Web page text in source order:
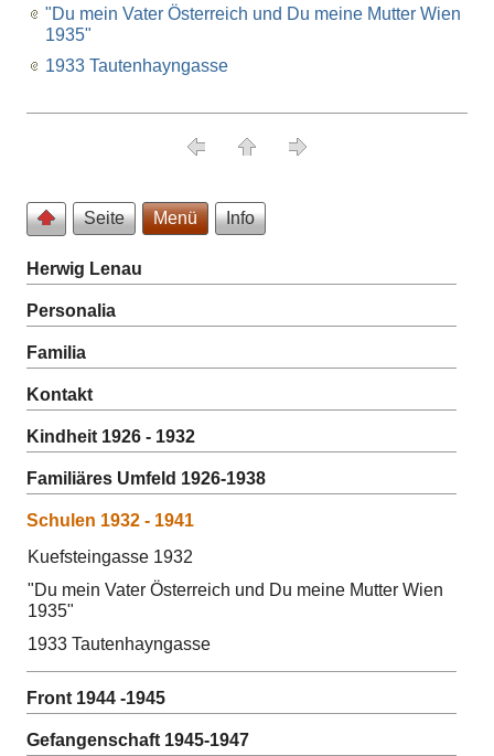
"Du mein Vater Österreich und Du meine Mutter Wien
1935"
1933 Tautenhayngasse
Seite Menü Info
Herwig Lenau
Personalia
Familia
Kontakt
Kindheit 1926 - 1932
Familiäres Umfeld 1926-1938
Schulen 1932 - 1941
Kuefsteingasse 1932
"Du mein Vater Österreich und Du meine Mutter Wien
1935"
1933 Tautenhayngasse
Front 1944 -1945
Gefangenschaft 1945-1947